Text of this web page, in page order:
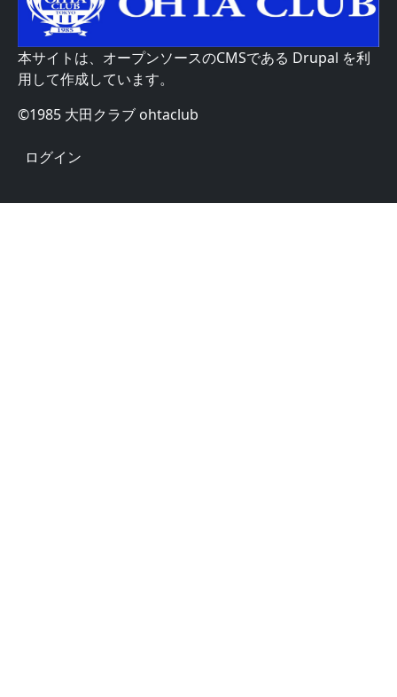
本サイトは、オープンソースのCMSである Drupal を利
用して作成しています。
©1985 大田クラブ ohtaclub
User account menu
ログイン